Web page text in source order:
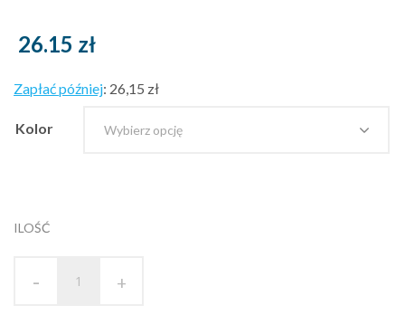
26.15 zł
Zapłać później: 26,15 zł
Kolor
ILOŚĆ
- +